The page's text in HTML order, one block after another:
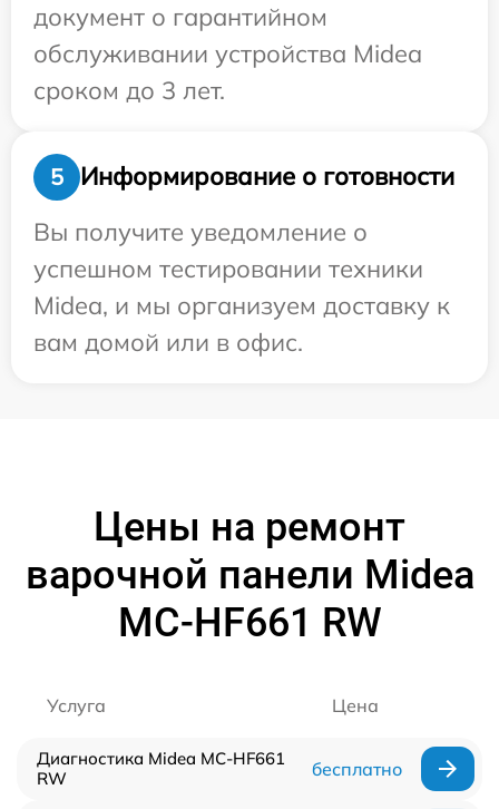
документ о гарантийном
обслуживании устройства Midea
сроком до 3 лет.
5
Информирование о готовности
Вы получите уведомление о
успешном тестировании техники
Midea, и мы организуем доставку к
вам домой или в офис.
Цены на ремонт
варочной панели Midea
MC-HF661 RW
Услуга Цена
Диагностика Midea MC-HF661
RW
бесплатно